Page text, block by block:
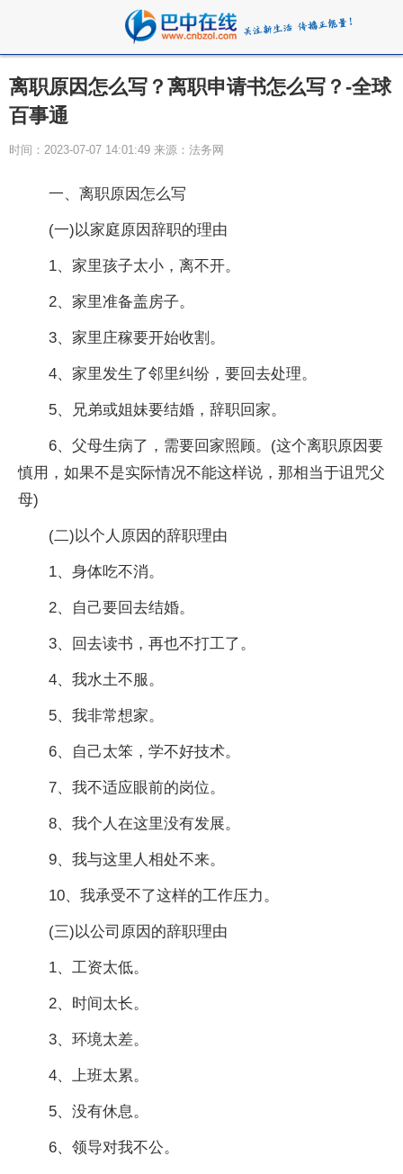
离职原因怎么写？离职申请书怎么写？-全球
百事通
时间：2023-07-07 14:01:49 来源：法务网
一、离职原因怎么写
(一)以家庭原因辞职的理由
1、家里孩子太小，离不开。
2、家里准备盖房子。
3、家里庄稼要开始收割。
4、家里发生了邻里纠纷，要回去处理。
5、兄弟或姐妹要结婚，辞职回家。
6、父母生病了，需要回家照顾。(这个离职原因要
慎用，如果不是实际情况不能这样说，那相当于诅咒父
母)
(二)以个人原因的辞职理由
1、身体吃不消。
2、自己要回去结婚。
3、回去读书，再也不打工了。
4、我水土不服。
5、我非常想家。
6、自己太笨，学不好技术。
7、我不适应眼前的岗位。
8、我个人在这里没有发展。
9、我与这里人相处不来。
10、我承受不了这样的工作压力。
(三)以公司原因的辞职理由
1、工资太低。
2、时间太长。
3、环境太差。
4、上班太累。
5、没有休息。
6、领导对我不公。